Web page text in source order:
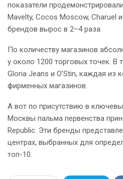
показатели
Mavelty, Cocos Moscow, Charuel
брендов вырос в 2–4 раза.
По количеству магазинов
у около 1200 торговых точек. В
Gloria Jeans и O’Stin, каждая из
фирменных магазинов.
А вот по присутствию в
Москвы пальма первенства
Republic. Эти бренды
центрах, выбранных для
топ-10.